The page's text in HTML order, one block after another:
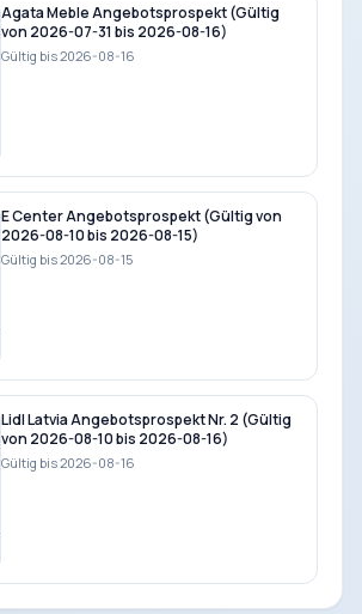
Agata Meble Angebotsprospekt (Gültig
von 2026-07-31 bis 2026-08-16)
Gültig bis 2026-08-16
E Center Angebotsprospekt (Gültig von
2026-08-10 bis 2026-08-15)
Gültig bis 2026-08-15
Lidl Latvia Angebotsprospekt Nr. 2 (Gültig
von 2026-08-10 bis 2026-08-16)
Gültig bis 2026-08-16